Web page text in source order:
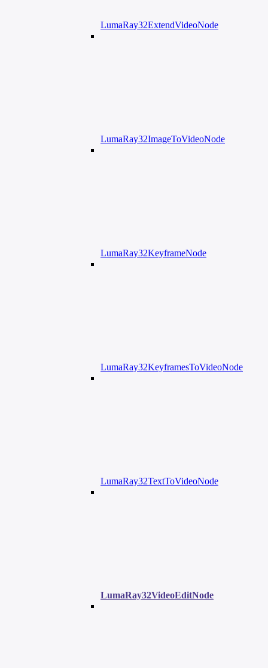
LumaRay32ExtendVideoNode
LumaRay32ImageToVideoNode
LumaRay32KeyframeNode
LumaRay32KeyframesToVideoNode
LumaRay32TextToVideoNode
LumaRay32VideoEditNode